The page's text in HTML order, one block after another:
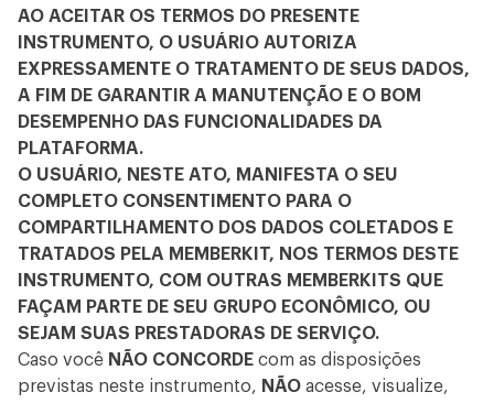
AO ACEITAR OS TERMOS DO PRESENTE
INSTRUMENTO, O USUÁRIO AUTORIZA
EXPRESSAMENTE O TRATAMENTO DE SEUS DADOS,
A FIM DE GARANTIR A MANUTENÇÃO E O BOM
DESEMPENHO DAS FUNCIONALIDADES DA
PLATAFORMA.
O USUÁRIO, NESTE ATO, MANIFESTA O SEU
COMPLETO CONSENTIMENTO PARA O
COMPARTILHAMENTO DOS DADOS COLETADOS E
TRATADOS PELA MEMBERKIT, NOS TERMOS DESTE
INSTRUMENTO, COM OUTRAS MEMBERKITS QUE
FAÇAM PARTE DE SEU GRUPO ECONÔMICO, OU
SEJAM SUAS PRESTADORAS DE SERVIÇO.
Caso você NÃO CONCORDE com as disposições
previstas neste instrumento, NÃO acesse, visualize,